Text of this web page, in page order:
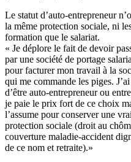
Le statut d’auto-entrepreneur
la même protection sociale, ni
formation que le salariat.
« Je déplore le fait de devoir
par une société de portage
pour facturer mon travail à la
qui me commande les piges.
d’être auto-entrepreneur ou
je paie le prix fort de ce choix
l’assume pour conserver une
protection sociale (droit au
couverture maladie-accident
de ce nom et retraite).»